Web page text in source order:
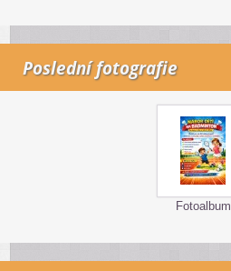
Poslední fotografie
Fotoalbum